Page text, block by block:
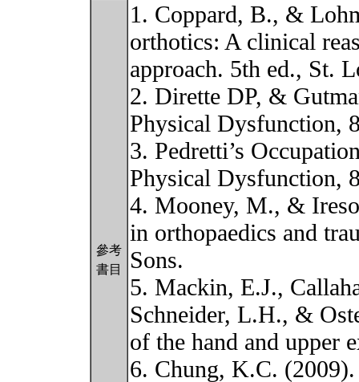
參考
書目
1. Coppard, B., &
orthotics: A clinical
approach. 5th ed., St.
2. Dirette DP, &
Physical Dysfunction,
3. Pedretti’s
Physical Dysfunction,
4. Mooney, M., &
in orthopaedics and
Sons.
5. Mackin, E.J.,
Schneider, L.H., &
of the hand and upper
6. Chung, K.C.